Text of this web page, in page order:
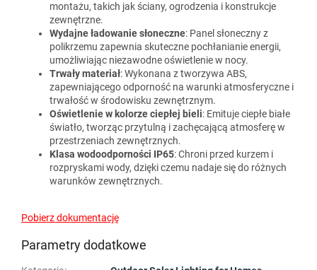
montażu, takich jak ściany, ogrodzenia i konstrukcje
zewnętrzne.
Wydajne ładowanie słoneczne: Panel słoneczny z
polikrzemu zapewnia skuteczne pochłanianie energii,
umożliwiając niezawodne oświetlenie w nocy.
Trwały materiał: Wykonana z tworzywa ABS,
zapewniającego odporność na warunki atmosferyczne i
trwałość w środowisku zewnętrznym.
Oświetlenie w kolorze ciepłej bieli: Emituje ciepłe białe
światło, tworząc przytulną i zachęcającą atmosferę w
przestrzeniach zewnętrznych.
Klasa wodoodporności IP65: Chroni przed kurzem i
rozpryskami wody, dzięki czemu nadaje się do różnych
warunków zewnętrznych.
Pobierz dokumentację
Parametry dodatkowe